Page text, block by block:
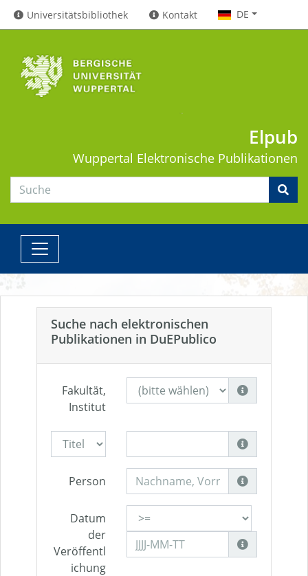
Universitätsbibliothek Kontakt DE
Elpub
Wuppertal Elektronische Publikationen
Suche nach elektronischen
Publikationen in DuEPublico
Fakultät,
Institut
Person
Datum
der
Veröffentl
ichung